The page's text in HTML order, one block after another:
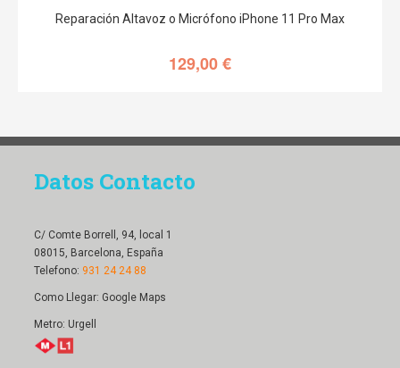
Reparación Altavoz o Micrófono iPhone 11 Pro Max
129,00€
Datos Contacto
C/ Comte Borrell, 94, local 1
08015, Barcelona, España
Telefono: 931 24 24 88
Como Llegar: Google Maps
Metro: Urgell